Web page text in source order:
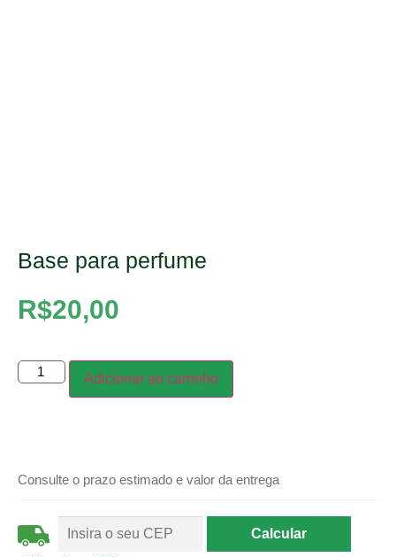
Base para perfume
R$20,00
Adicionar ao carrinho
Consulte o prazo estimado e valor da entrega